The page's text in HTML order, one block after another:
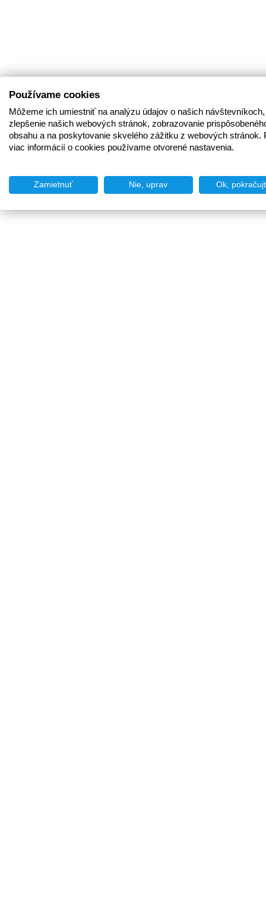
Používame cookies
Môžeme ich umiestniť na analýzu údajov o našich
zlepšenie našich webových stránok, zobrazovanie
obsahu a na poskytovanie skvelého zážitku z webových stránok.
viac informácií o cookies používame otvorené nastavenia.
Zamietnuť Nie, uprav Ok,